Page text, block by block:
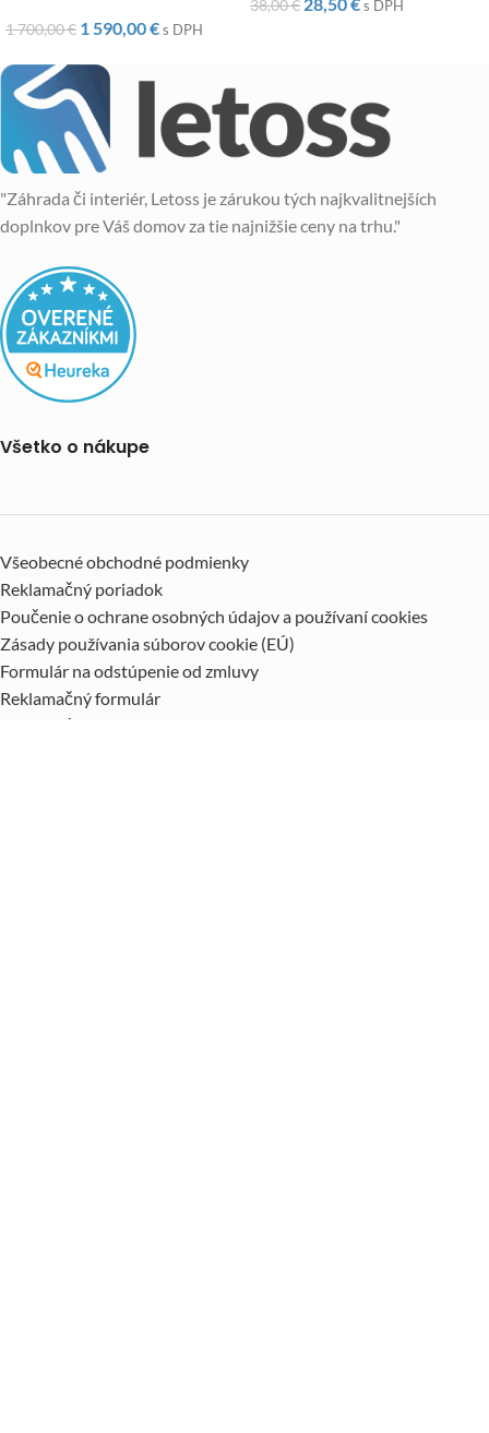
1 700,00€ 1 590,00€s DPH
38,00€ s DPH
"Záhrada či interiér, Letoss je zárukou tých najkvalitnejších
doplnkov pre Váš domov za tie najnižšie ceny na trhu."
Všetko o nákupe
Všeobecné obchodné podmienky
Reklamačný poriadok
Poučenie o ochrane osobných údajov a používaní cookies
Zásady používania súborov cookie (EÚ)
Formulár na odstúpenie od zmluvy
Reklamačný formulár
Odstúpiť od zmluvy tu